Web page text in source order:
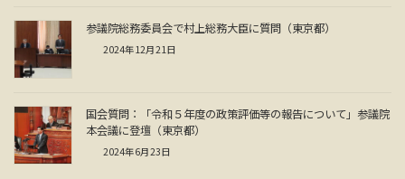
参議院総務委員会で村上総務大臣に質問（東京都）
2024年12月21日
国会質問：「令和５年度の政策評価等の報告について」参議院
本会議に登壇（東京都）
2024年6月23日